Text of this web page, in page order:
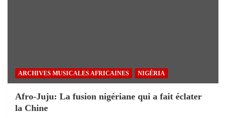
ARCHIVES MUSICALES AFRICAINES NIGÉRIA
Afro-Juju: La fusion nigériane qui a fait éclater
la Chine